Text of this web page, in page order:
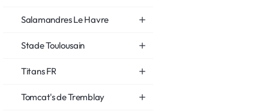
Salamandres Le Havre
Stade Toulousain
Titans FR
Tomcat's de Tremblay